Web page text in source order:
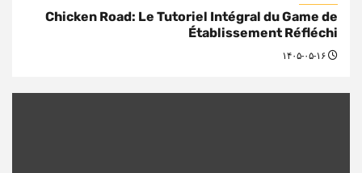
Chicken Road: Le Tutoriel Intégral du Game de
Établissement Réfléchi